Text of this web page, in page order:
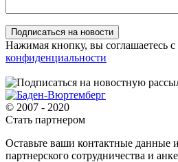
Нажимая кнопку, вы соглашаетесь с
конфиденциальности
© 2007 - 2020
Стать партнером
Оставьте ваши контактные
партнерского сотрудничества и